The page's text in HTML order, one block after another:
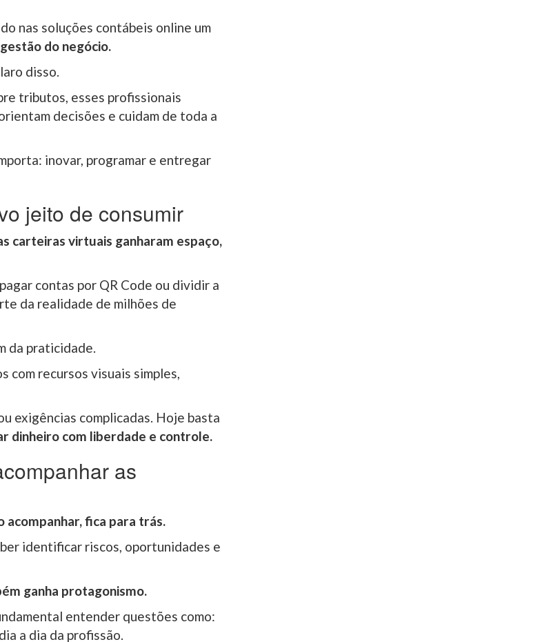
nas soluções contábeis online um
do negócio.
disso.
tributos, esses profissionais
decisões e cuidam de toda a
inovar, programar e entregar
jeito de consumir
carteiras virtuais ganharam espaço,
contas por QR Code ou dividir a
da realidade de milhões de
da praticidade.
com recursos visuais simples,
exigências complicadas. Hoje basta
dinheiro com liberdade e controle.
as
acompanhar, fica para trás.
identificar riscos, oportunidades e
ganha protagonismo.
entender questões como:
a dia da profissão.